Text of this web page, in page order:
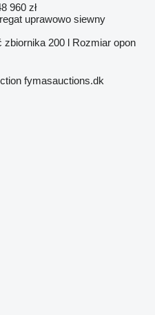
960 zł
uprawowo siewny
zbiornika 200 l Rozmiar opon
fymasauctions.dk